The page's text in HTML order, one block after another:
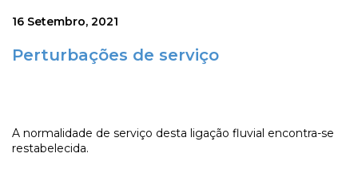
16 Setembro, 2021
Perturbações de serviço
A normalidade de serviço desta ligação fluvial encontra-se
restabelecida.